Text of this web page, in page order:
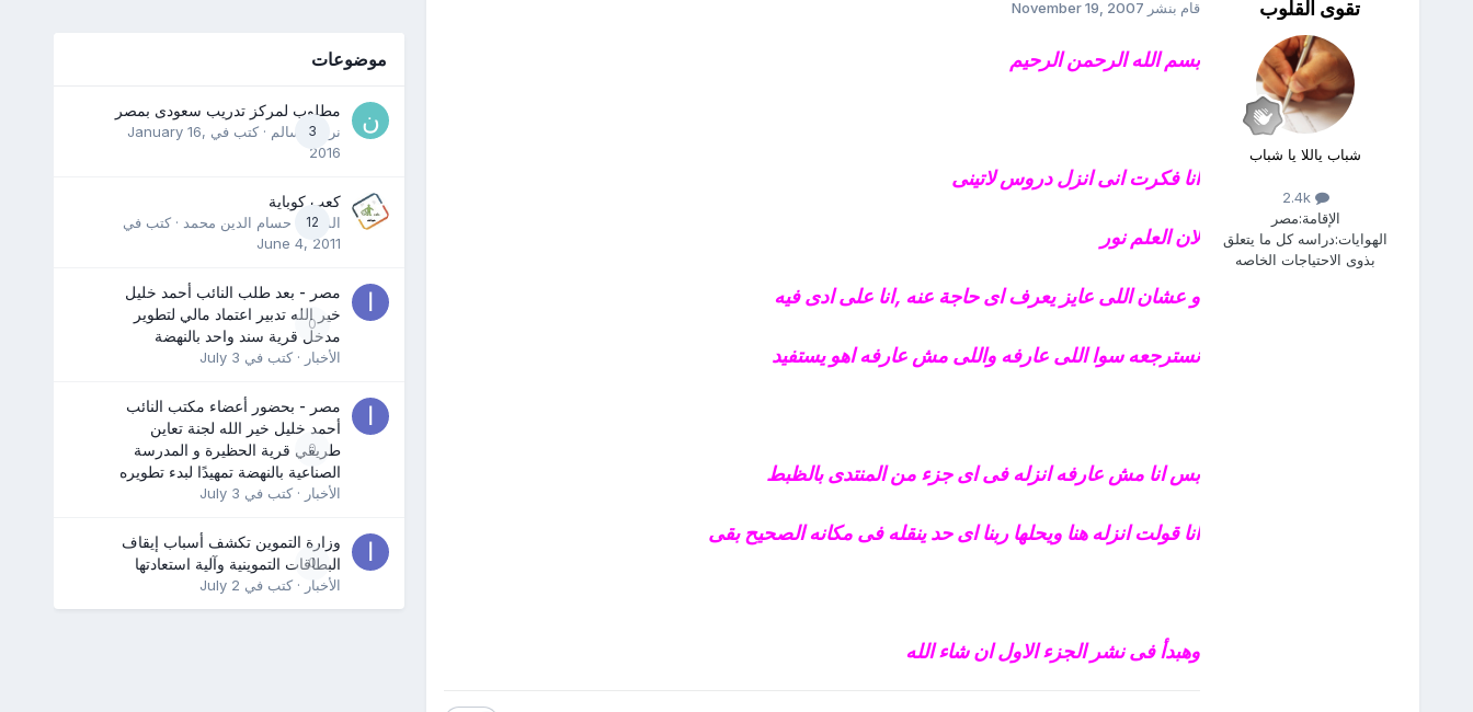
تقوى القلوب
شباب ياللا يا شباب
2.4k
الإقامة:مصر
الهوايات:دراسه كل ما يتعلق
بذوى الاحتياجات الخاصه
قام بنشر November 19, 2007
بسم الله الرحمن الرحيم
انا فكرت انى انزل دروس لاتينى
لان العلم نور
و عشان اللى عايز يعرف اى حاجة عنه ,انا على ادى فيه
نسترجعه سوا اللى عارفه واللى مش عارفه اهو يستفيد
بس انا مش عارفه انزله فى اى جزء من المنتدى بالظبط
انا قولت انزله هنا ويحلها ربنا اى حد ينقله فى مكانه الصحيح بقى
وهبدأ فى نشر الجزء الاول ان شاء الله
موضوعات
3
مطلوب لمركز تدريب سعودى بمصر
نرمين سالم · كتب في January 16,
2016
12
كعب كوباية
المدرب حسام الدين محمد · كتب في
June 4, 2011
0
مصر - بعد طلب النائب أحمد خليل
خير الله تدبير اعتماد مالي لتطوير
مدخل قرية سند واحد بالنهضة
الأخبار · كتب في July 3
0
مصر - بحضور أعضاء مكتب النائب
أحمد خليل خير الله لجنة تعاين
طريقي قرية الحظيرة و المدرسة
الصناعية بالنهضة تمهيدًا لبدء تطويره
الأخبار · كتب في July 3
0
وزارة التموين تكشف أسباب إيقاف
البطاقات التموينية وآلية استعادتها
الأخبار · كتب في July 2